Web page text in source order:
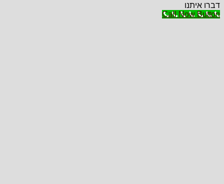
דברו איתנו
Call Now Button